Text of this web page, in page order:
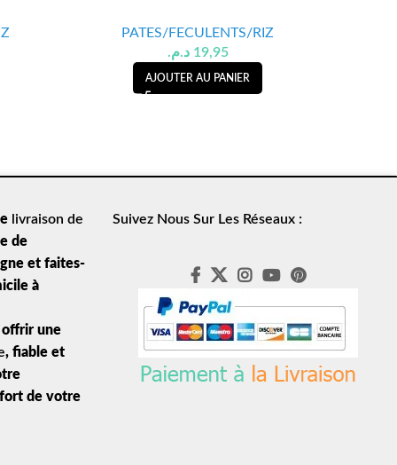
PATES/FECULENTS/RIZ
19,95 د.م.
AJOUTER AU PANIER
livraison de
de
et faites-
à
offrir une
, fiable et
de votre
Suivez Nous Sur Les Réseaux :